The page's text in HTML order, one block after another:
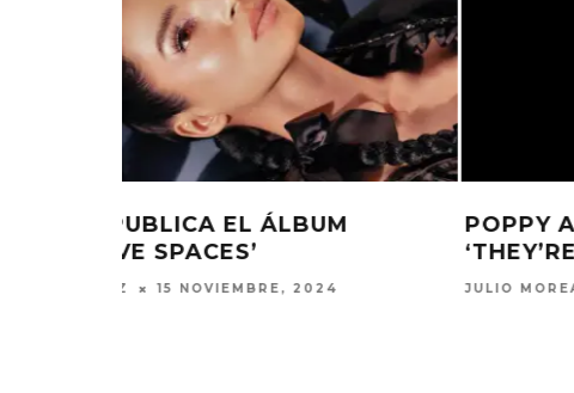
POPPY ANUNCIA ÁLBUM Y LANZA
‘THEY’RE ALL AROUND US’
JULIO MOREAN 24 SEPTIEMBRE, 2024